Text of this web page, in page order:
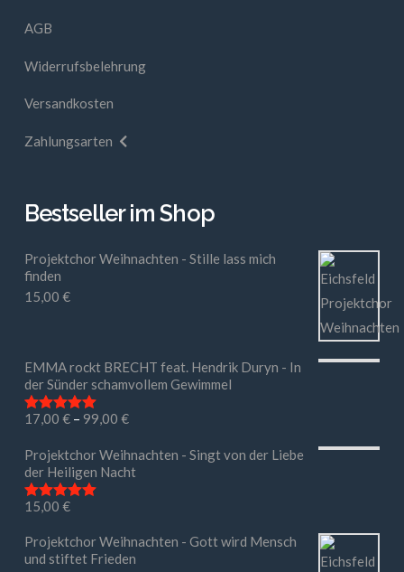
AGB
Widerrufsbelehrung
Versandkosten
Zahlungsarten
Bestseller im Shop
Projektchor Weihnachten - Stille lass mich
finden
15,00 €
EMMA rockt BRECHT feat. Hendrik Duryn - In
der Sünder schamvollem Gewimmel
Bewertet mit
17,00 €– 99,00 €
Projektchor Weihnachten - Singt von der Liebe
der Heiligen Nacht
Bewertet mit
15,00 €
Projektchor Weihnachten - Gott wird Mensch
und stiftet Frieden